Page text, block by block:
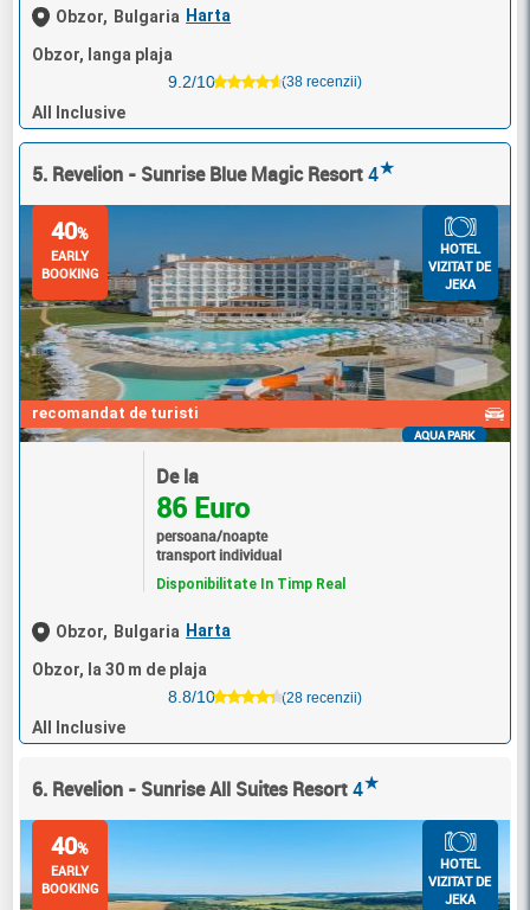
Obzor, Bulgaria Harta
Obzor, langa plaja
9.2/10
(38 recenzii)
All Inclusive
5. Revelion - Sunrise Blue Magic Resort 4★
recomandat de turisti
40%
EARLY
BOOKING
HOTEL
VIZITAT DE
JEKA
AQUA PARK
De la
86 Euro
persoana/noapte
transport individual
Disponibilitate In Timp Real
Obzor, Bulgaria Harta
Obzor, la 30 m de plaja
8.8/10
(28 recenzii)
All Inclusive
6. Revelion - Sunrise All Suites Resort 4★
40%
EARLY
BOOKING
HOTEL
VIZITAT DE
JEKA